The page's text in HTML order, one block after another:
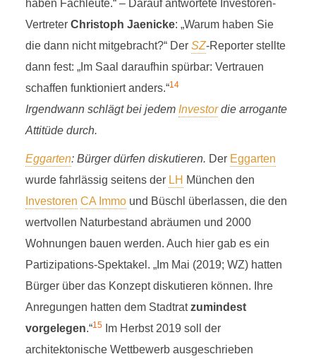
haben Fachleute.“ – Darauf antwortete Investoren-
Vertreter Christoph Jaenicke: „Warum haben Sie
die dann nicht mitgebracht?“ Der SZ-Reporter stellte
dann fest: „Im Saal daraufhin spürbar: Vertrauen
schaffen funktioniert anders.“14
Irgendwann schlägt bei jedem Investordie arrogante
Attitüde durch.
Eggarten: Bürger dürfen diskutieren. Der Eggarten
wurde fahrlässig seitens der LH München den
Investoren CA Immound Büschl überlassen, die den
wertvollen Naturbestand abräumen und 2000
Wohnungen bauen werden. Auch hier gab es ein
Partizipations-Spektakel. „Im Mai (2019; WZ) hatten
Bürger über das Konzept diskutieren können. Ihre
Anregungen hatten dem Stadtratzumindest
vorgelegen.“15Im Herbst 2019 soll der
architektonische Wettbewerb ausgeschrieben